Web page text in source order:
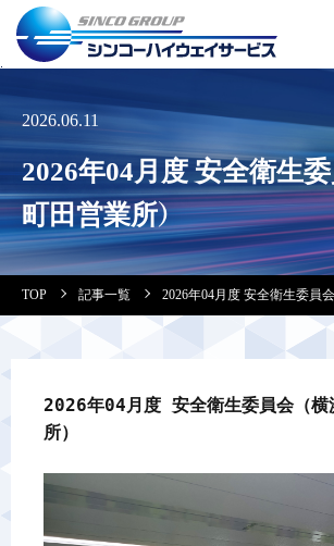
営業拠点
会社案内・実績紹介
警備業標識
2026.06.11
2026年04月度 安全衛生委
町田営業所）
TOP 記事一覧 2026年04月度 安全衛生委員会
2026年04月度 安全衛生委員会（横